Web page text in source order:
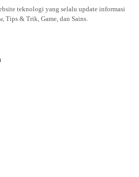
teknologi yang selalu update informasi
Tips & Trik, Game, dan Sains.